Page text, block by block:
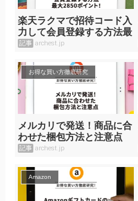
楽天ラクマで招待コード入
力して会員登録する方法最
大2850ポイント！
記事 archest.jp
お得な買い方徹底研究
メルカリで発送！商品に合
わせた梱包方法と注意点
記事 archest.jp
Amazon